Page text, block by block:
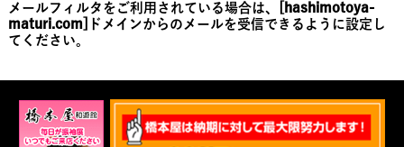
メールフィルタをご利用されている場合は、
[hashimotoya-
maturi.com]
ドメインからのメールを受信できるように設定し
てください。